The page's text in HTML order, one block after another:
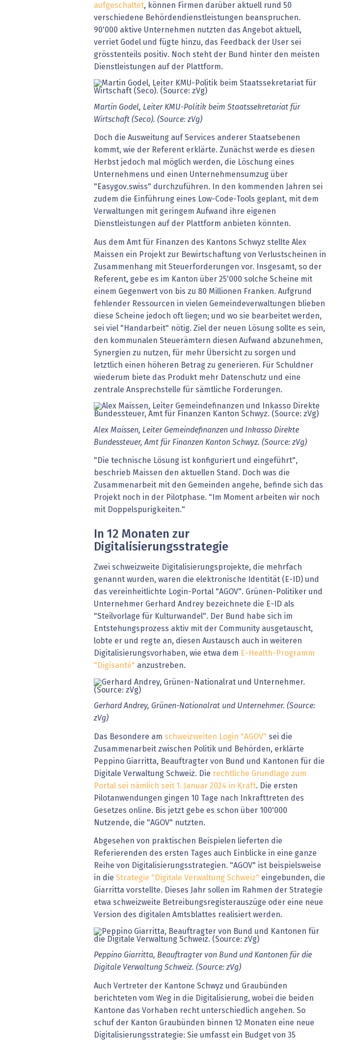
aufgeschaltet, können Firmen darüber aktuell rund 50
verschiedene Behördendienstleistungen beanspruchen.
90'000 aktive Unternehmen nutzten das Angebot aktuell,
verriet Godel und fügte hinzu, das Feedback der User sei
grösstenteils positiv. Noch steht der Bund hinter den meisten
Dienstleistungen auf der Plattform.
Martin Godel, Leiter KMU-Politik beim Staatssekretariat für
Wirtschaft (Seco). (Source: zVg)
Doch die Ausweitung auf Services anderer Staatsebenen
kommt, wie der Referent erklärte. Zunächst werde es diesen
Herbst jedoch mal möglich werden, die Löschung eines
Unternehmens und einen Unternehmensumzug über
"Easygov.swiss" durchzuführen. In den kommenden Jahren sei
zudem die Einführung eines Low-Code-Tools geplant, mit dem
Verwaltungen mit geringem Aufwand ihre eigenen
Dienstleistungen auf der Plattform anbieten könnten.
Aus dem Amt für Finanzen des Kantons Schwyz stellte Alex
Maissen ein Projekt zur Bewirtschaftung von Verlustscheinen in
Zusammenhang mit Steuerforderungen vor. Insgesamt, so der
Referent, gebe es im Kanton über 25'000 solche Scheine mit
einem Gegenwert von bis zu 80 Millionen Franken. Aufgrund
fehlender Ressourcen in vielen Gemeindeverwaltungen blieben
diese Scheine jedoch oft liegen; und wo sie bearbeitet werden,
sei viel "Handarbeit" nötig. Ziel der neuen Lösung sollte es sein,
den kommunalen Steuerämtern diesen Aufwand abzunehmen,
Synergien zu nutzen, für mehr Übersicht zu sorgen und
letztlich einen höheren Betrag zu generieren. Für Schuldner
wiederum biete das Produkt mehr Datenschutz und eine
zentrale Ansprechstelle für sämtliche Forderungen.
Alex Maissen, Leiter Gemeindefinanzen und Inkasso Direkte
Bundessteuer, Amt für Finanzen Kanton Schwyz. (Source: zVg)
"Die technische Lösung ist konfiguriert und eingeführt",
beschrieb Maissen den aktuellen Stand. Doch was die
Zusammenarbeit mit den Gemeinden angehe, befinde sich das
Projekt noch in der Pilotphase. "Im Moment arbeiten wir noch
mit Doppelspurigkeiten."
In 12 Monaten zur
Digitalisierungsstrategie
Zwei schweizweite Digitalisierungsprojekte, die mehrfach
genannt wurden, waren die elektronische Identität (E-ID) und
das vereinheitlichte Login-Portal "AGOV". Grünen-Politiker und
Unternehmer Gerhard Andrey bezeichnete die E-ID als
"Steilvorlage für Kulturwandel". Der Bund habe sich im
Entstehungsprozess aktiv mit der Community ausgetauscht,
lobte er und regte an, diesen Austausch auch in weiteren
Digitalisierungsvorhaben, wie etwa dem E-Health-Programm
"Digisanté" anzustreben.
Gerhard Andrey, Grünen-Nationalrat und Unternehmer. (Source:
zVg)
Das Besondere am schweizweiten Login "AGOV" sei die
Zusammenarbeit zwischen Politik und Behörden, erklärte
Peppino Giarritta, Beauftragter von Bund und Kantonen für die
Digitale Verwaltung Schweiz. Die rechtliche Grundlage zum
Portal sei nämlich seit 1. Januar 2024 in Kraft. Die ersten
Pilotanwendungen gingen 10 Tage nach Inkrafttreten des
Gesetzes online. Bis jetzt gebe es schon über 100'000
Nutzende, die "AGOV" nutzten.
Abgesehen von praktischen Beispielen lieferten die
Referierenden des ersten Tages auch Einblicke in eine ganze
Reihe von Digitalisierungsstrategien. "AGOV" ist beispielsweise
in die Strategie "Digitale Verwaltung Schweiz" eingebunden, die
Giarritta vorstellte. Dieses Jahr sollen im Rahmen der Strategie
etwa schweizweite Betreibungsregisterauszüge oder eine neue
Version des digitalen Amtsblattes realisiert werden.
Peppino Giarritta, Beauftragter von Bund und Kantonen für die
Digitale Verwaltung Schweiz. (Source: zVg)
Auch Vertreter der Kantone Schwyz und Graubünden
berichteten vom Weg in die Digitalisierung, wobei die beiden
Kantone das Vorhaben recht unterschiedlich angehen. So
schuf der Kanton Graubünden binnen 12 Monaten eine neue
Digitalisierungsstrategie: Sie umfasst ein Budget von 35